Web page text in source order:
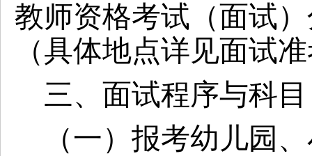
教师资格考试（面试
（具体地点详见面试
三、面试程序与科目
（一）报考幼儿园